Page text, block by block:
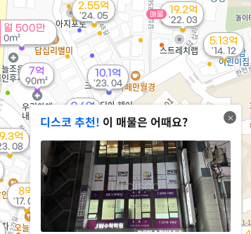
19.2억
'22. 03
매물
월 500만
0m²
2.55억
'24. 05
억
08
10.1억
'23. 04
12억
'22. 07
7억
90m²
9.6억
'19. 11
8억
'17. 05 7,800만
'15. 05
5.13억
'14. 12
디스코 추천! 이 매물은 어때요?